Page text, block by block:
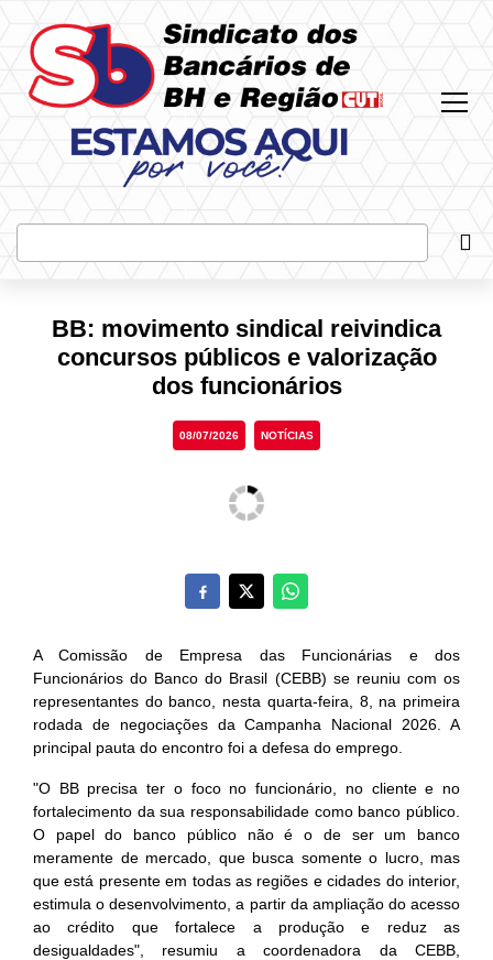
BB: movimento sindical reivindica
concursos públicos e valorização
dos funcionários
08/07/2026 NOTÍCIAS
A Comissão de Empresa das Funcionárias e dos
Funcionários do Banco do Brasil (CEBB) se reuniu com os
representantes do banco, nesta quarta-feira, 8, na primeira
rodada de negociações da Campanha Nacional 2026. A
principal pauta do encontro foi a defesa do emprego.
"O BB precisa ter o foco no funcionário, no cliente e no
fortalecimento da sua responsabilidade como banco público.
O papel do banco público não é o de ser um banco
meramente de mercado, que busca somente o lucro, mas
que está presente em todas as regiões e cidades do interior,
estimula o desenvolvimento, a partir da ampliação do acesso
ao crédito que fortalece a produção e reduz as
desigualdades", resumiu a coordenadora da CEBB,